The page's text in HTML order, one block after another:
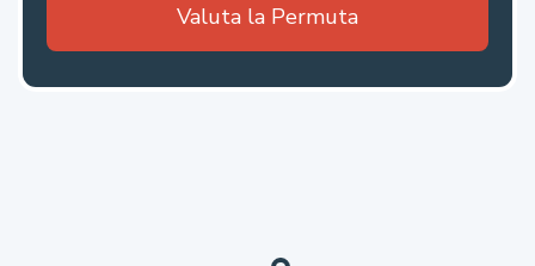
Valuta la Permuta